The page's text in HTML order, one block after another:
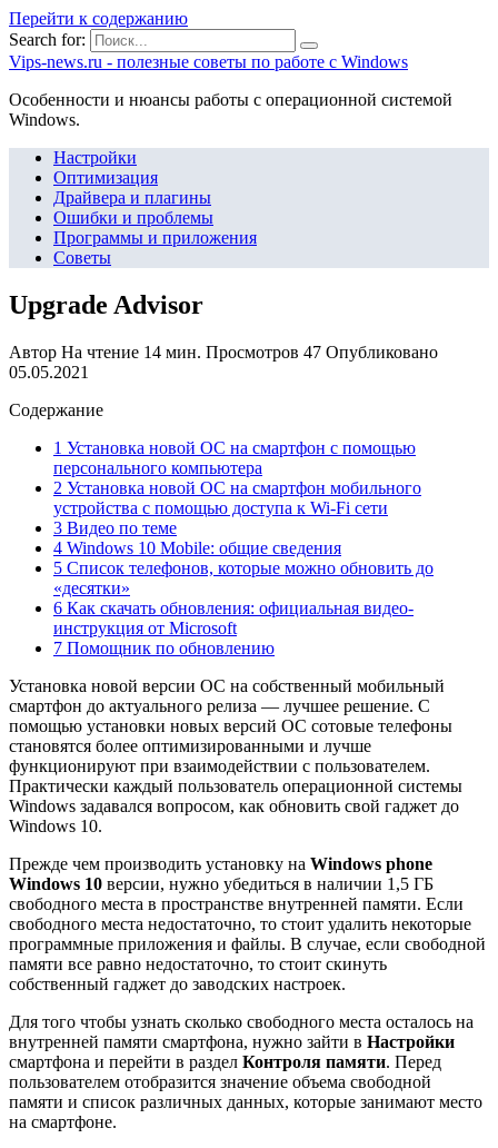
Перейти к содержанию
Search for:
Vips-news.ru - полезные советы по работе с Windows
Особенности и нюансы работы с операционной системой
Windows.
Настройки
Оптимизация
Драйвера и плагины
Ошибки и проблемы
Программы и приложения
Советы
Upgrade Advisor
Автор На чтение 14 мин. Просмотров 47 Опубликовано
05.05.2021
Содержание
1 Установка новой ОС на смартфон с помощью
персонального компьютера
2 Установка новой ОС на смартфон мобильного
устройства с помощью доступа к Wi-Fi сети
3 Видео по теме
4 Windows 10 Mobile: общие сведения
5 Список телефонов, которые можно обновить до
«десятки»
6 Как скачать обновления: официальная видео-
инструкция от Microsoft
7 Помощник по обновлению
Установка новой версии ОС на собственный мобильный
смартфон до актуального релиза — лучшее решение. С
помощью установки новых версий ОС сотовые телефоны
становятся более оптимизированными и лучше
функционируют при взаимодействии с пользователем.
Практически каждый пользователь операционной системы
Windows задавался вопросом, как обновить свой гаджет до
Windows 10.
Прежде чем производить установку на Windows phone
Windows 10 версии, нужно убедиться в наличии 1,5 ГБ
свободного места в пространстве внутренней памяти. Если
свободного места недостаточно, то стоит удалить некоторые
программные приложения и файлы. В случае, если свободной
памяти все равно недостаточно, то стоит скинуть
собственный гаджет до заводских настроек.
Для того чтобы узнать сколько свободного места осталось на
внутренней памяти смартфона, нужно зайти в Настройки
смартфона и перейти в раздел Контроля памяти. Перед
пользователем отобразится значение объема свободной
памяти и список различных данных, которые занимают место
на смартфоне.